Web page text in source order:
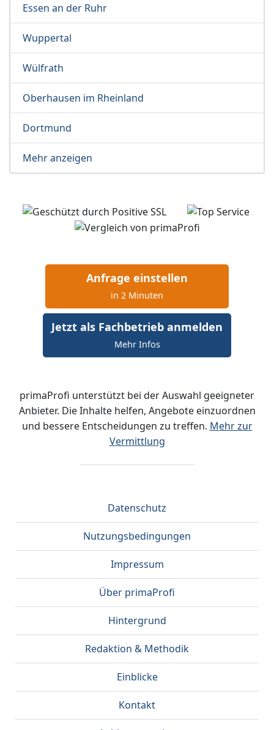
Essen an der Ruhr
Wuppertal
Wülfrath
Oberhausen im Rheinland
Dortmund
Mehr anzeigen
Anfrage einstellen
in 2 Minuten
Jetzt als Fachbetrieb anmelden
Mehr Infos
primaProfi unterstützt bei der Auswahl geeigneter
Anbieter. Die Inhalte helfen, Angebote einzuordnen
und bessere Entscheidungen zu treffen. Mehr zur
Vermittlung
Datenschutz
Nutzungsbedingungen
Impressum
Über primaProfi
Hintergrund
Redaktion & Methodik
Einblicke
Kontakt